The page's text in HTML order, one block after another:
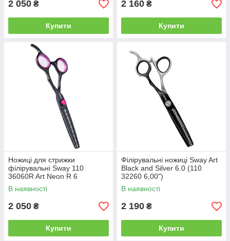
2 050 ₴
Купити
2 160 ₴
Купити
Ножиці для стрижки
філірувальні Sway 110
36060R Art Neon R 6
В наявності
2 050 ₴
Купити
Філірувальні ножиці Sway Art
Black and Silver 6.0 (110
32260 6,00")
В наявності
2 190 ₴
Купити